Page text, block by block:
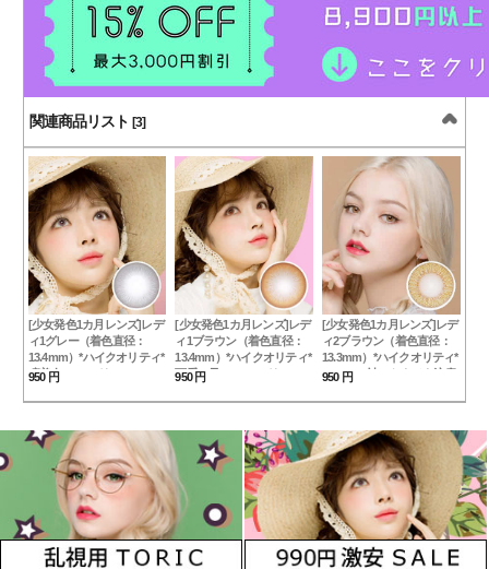
関連商品リスト [3]
[少女発色1カ月レンズ]レデ
ィ1グレー（着色直径：
13.4mm）*ハイクオリティ*
瞳美人*マンスリー
950 円
[少女発色1カ月レンズ]レデ
ィ1ブラウン（着色直径：
13.4mm）*ハイクオリティ*
可愛い君！*マンスリー
950 円
[少女発色1カ月レンズ]レデ
ィ2ブラウン（着色直径：
13.3mm）*ハイクオリティ*
ハーフの神！トキメキ注意
ラコン
950 円